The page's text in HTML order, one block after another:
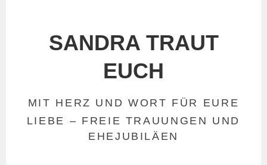
SANDRA TRAUT
EUCH
MIT HERZ UND WORT FÜR EURE
LIEBE – FREIE TRAUUNGEN UND
EHEJUBILÄEN